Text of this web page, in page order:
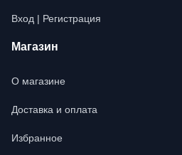
Вход | Регистрация
Магазин
О магазине
Доставка и оплата
Избранное